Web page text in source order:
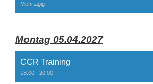
Mehrtägig
Montag 05.04.2027
CCR Training
18:00 - 20:00